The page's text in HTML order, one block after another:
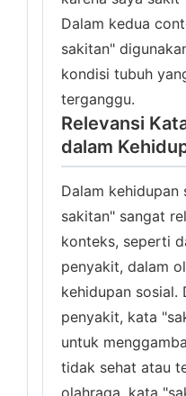
Dalam kedua
sakitan"
kondisi tubuh
terganggu.
Relevansi
dalam
Dalam
sakitan" sangat
konteks, seperti
penyakit, dalam
kehidupan sosial.
penyakit, kata
untuk
tidak sehat atau
olahraga, kata